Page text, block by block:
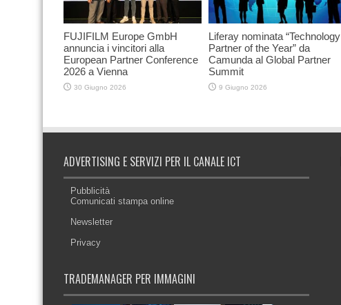
FUJIFILM Europe GmbH
annuncia i vincitori alla
European Partner Conference
2026 a Vienna
30 Giugno 2026
Liferay nominata “Technology
Partner of the Year” da
Camunda al Global Partner
Summit
9 Giugno 2026
ADVERTISING E SERVIZI PER IL CANALE ICT
Pubblicità
Comunicati stampa online
Newsletter
Privacy
TRADEMANAGER PER IMMAGINI